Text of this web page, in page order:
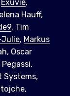
Exuvie,
Hauff,
, Tim
Julie, Markus
Oscar
Systems,